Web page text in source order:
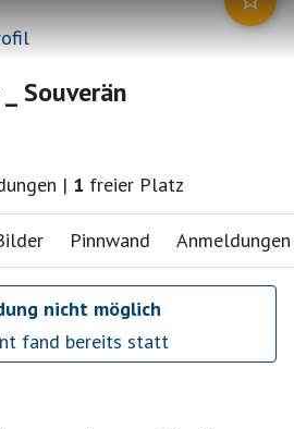
Souverän
| 1 freier Platz
Pinnwand Anmeldungen
nicht möglich
fand bereits statt